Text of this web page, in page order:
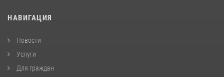
НАВИГАЦИЯ
Новости
Услуги
Для граждан